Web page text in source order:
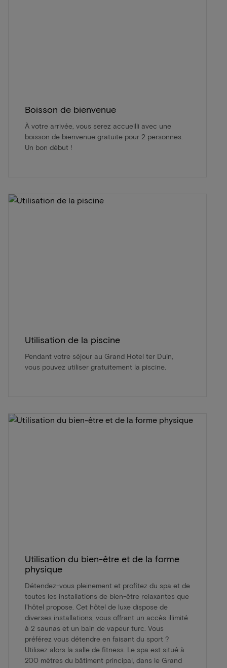
Boisson de bienvenue
À votre arrivée, vous serez accueilli avec une
boisson de bienvenue gratuite pour 2 personnes.
Un bon début !
Utilisation de la piscine
Pendant votre séjour au Grand Hotel ter Duin,
vous pouvez utiliser gratuitement la piscine.
Utilisation du bien-être et de la forme
physique
Détendez-vous pleinement et profitez du spa et de
toutes les installations de bien-être relaxantes que
l'hôtel propose. Cet hôtel de luxe dispose de
diverses installations, vous offrant un accès illimité
à 2 saunas et un bain de vapeur turc. Vous
préférez vous détendre en faisant du sport ?
Utilisez alors la salle de fitness. Le spa est situé à
200 mètres du bâtiment principal, dans le Grand